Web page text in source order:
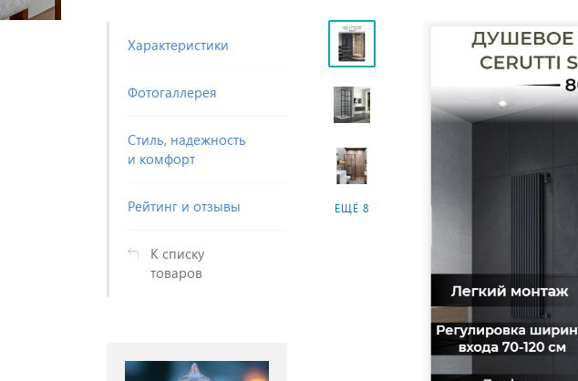
Характеристики
Фотогаллерея
Стиль, надежность
и комфорт
Рейтинг и отзывы
К списку
товаров
ЕЩЁ 8